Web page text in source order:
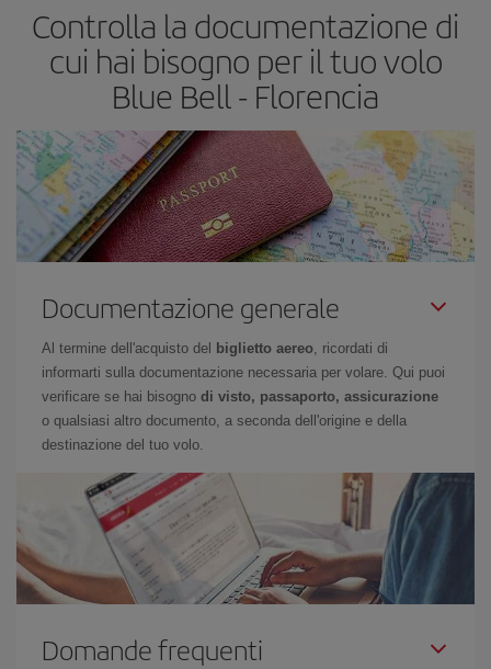
Controlla la documentazione di
cui hai bisogno per il tuo volo
Blue Bell - Florencia
Documentazione generale
Al termine dell'acquisto del biglietto aereo, ricordati di
informarti sulla documentazione necessaria per volare. Qui puoi
verificare se hai bisogno di visto, passaporto, assicurazione
o qualsiasi altro documento, a seconda dell'origine e della
destinazione del tuo volo.
Domande frequenti